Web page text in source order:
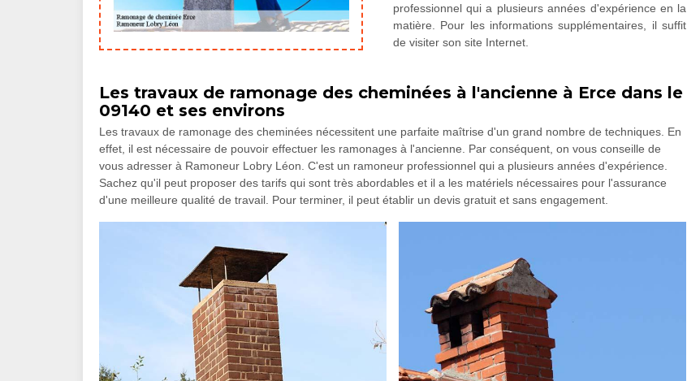
professionnel qui a plusieurs années d'expérience en la
matière. Pour les informations supplémentaires, il suffit
de visiter son site Internet.
Les travaux de ramonage des cheminées à l'ancienne à Erce dans le
09140 et ses environs
Les travaux de ramonage des cheminées nécessitent une parfaite maîtrise d'un grand nombre de techniques. En
effet, il est nécessaire de pouvoir effectuer les ramonages à l'ancienne. Par conséquent, on vous conseille de
vous adresser à Ramoneur Lobry Léon. C'est un ramoneur professionnel qui a plusieurs années d'expérience.
Sachez qu'il peut proposer des tarifs qui sont très abordables et il a les matériels nécessaires pour l'assurance
d'une meilleure qualité de travail. Pour terminer, il peut établir un devis gratuit et sans engagement.